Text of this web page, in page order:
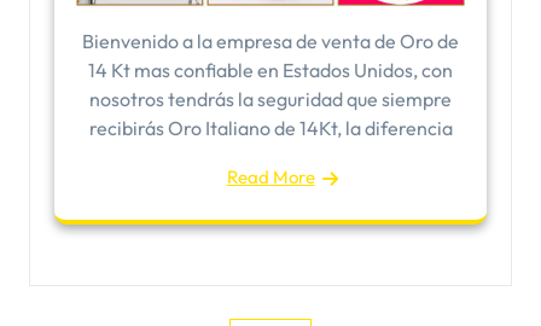
Bienvenido a la empresa de venta de Oro de
14 Kt mas confiable en Estados Unidos, con
nosotros tendrás la seguridad que siempre
recibirás Oro Italiano de 14Kt, la diferencia
Read More